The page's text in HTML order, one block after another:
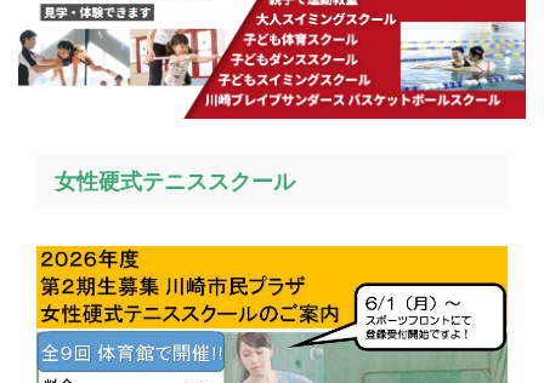
女性硬式テニススクール